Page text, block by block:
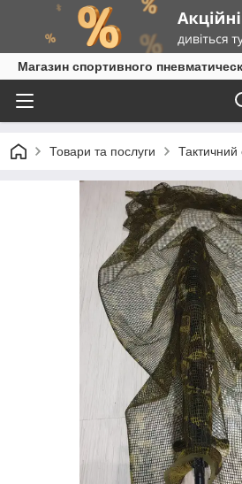
Магазин спортивного
Товари та послуги Тактичний